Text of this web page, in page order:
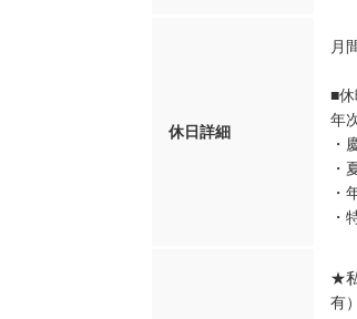
休日詳細
月
■休
年
・
・
・
★
有）